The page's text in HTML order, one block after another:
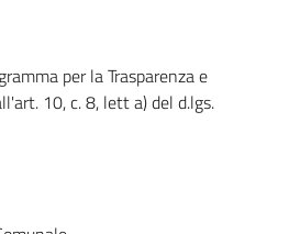
per la Trasparenza e
10, c. 8, lett a) del d.lgs.